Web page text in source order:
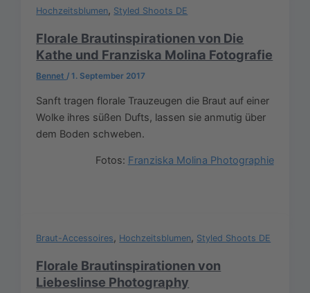
Hochzeitsblumen, Styled Shoots DE
Florale Brautinspirationen von Die
Kathe und Franziska Molina Fotografie
Bennet/1. September 2017
Sanft tragen florale Trauzeugen die Braut auf einer
Wolke ihres süßen Dufts, lassen sie anmutig über
dem Boden schweben.
Fotos: Franziska Molina Photographie
Braut-Accessoires, Hochzeitsblumen, Styled Shoots DE
Florale Brautinspirationen von
Liebeslinse Photography